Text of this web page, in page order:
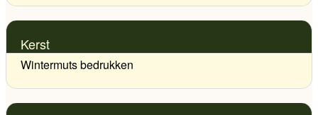
Kerst
Wintermuts bedrukken